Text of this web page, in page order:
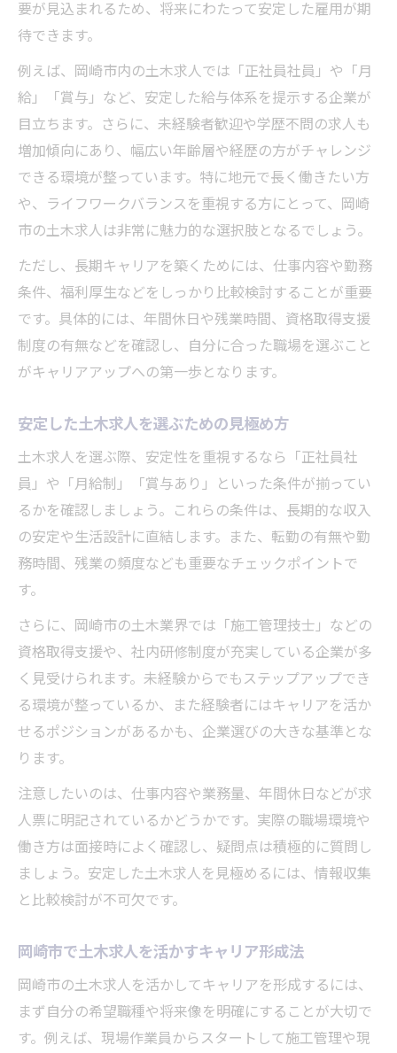
要が見込まれるため、将来にわたって安定した雇用が期
待できます。
例えば、岡崎市内の土木求人では「正社員社員」や「月
給」「賞与」など、安定した給与体系を提示する企業が
目立ちます。さらに、未経験者歓迎や学歴不問の求人も
増加傾向にあり、幅広い年齢層や経歴の方がチャレンジ
できる環境が整っています。特に地元で長く働きたい方
や、ライフワークバランスを重視する方にとって、岡崎
市の土木求人は非常に魅力的な選択肢となるでしょう。
ただし、長期キャリアを築くためには、仕事内容や勤務
条件、福利厚生などをしっかり比較検討することが重要
です。具体的には、年間休日や残業時間、資格取得支援
制度の有無などを確認し、自分に合った職場を選ぶこと
がキャリアアップへの第一歩となります。
安定した土木求人を選ぶための見極め方
土木求人を選ぶ際、安定性を重視するなら「正社員社
員」や「月給制」「賞与あり」といった条件が揃ってい
るかを確認しましょう。これらの条件は、長期的な収入
の安定や生活設計に直結します。また、転勤の有無や勤
務時間、残業の頻度なども重要なチェックポイントで
す。
さらに、岡崎市の土木業界では「施工管理技士」などの
資格取得支援や、社内研修制度が充実している企業が多
く見受けられます。未経験からでもステップアップでき
る環境が整っているか、また経験者にはキャリアを活か
せるポジションがあるかも、企業選びの大きな基準とな
ります。
注意したいのは、仕事内容や業務量、年間休日などが求
人票に明記されているかどうかです。実際の職場環境や
働き方は面接時によく確認し、疑問点は積極的に質問し
ましょう。安定した土木求人を見極めるには、情報収集
と比較検討が不可欠です。
岡崎市で土木求人を活かすキャリア形成法
岡崎市の土木求人を活かしてキャリアを形成するには、
まず自分の希望職種や将来像を明確にすることが大切で
す。例えば、現場作業員からスタートして施工管理や現